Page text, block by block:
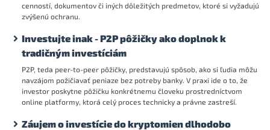
cenností, dokumentov či iných dôležitých predmetov, ktoré si vyžadujú
zvýšenú ochranu.
Investujte inak - P2P pôžičky ako doplnok k
tradičným investíciám
P2P, teda peer-to-peer pôžičky, predstavujú spôsob, ako si ľudia môžu
navzájom požičiavať peniaze bez potreby banky. V praxi ide o to, že
investor poskytne pôžičku konkrétnemu človeku prostredníctvom
online platformy, ktorá celý proces technicky a právne zastreší.
Záujem o investície do kryptomien dlhodobo